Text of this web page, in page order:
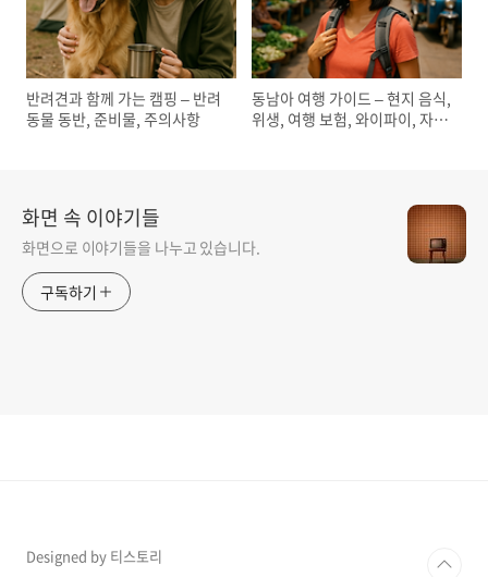
반려견과 함께 가는 캠핑 – 반려
동물 동반, 준비물, 주의사항
동남아 여행 가이드 – 현지 음식,
위생, 여행 보험, 와이파이, 자유
화면 속 이야기들
화면으로 이야기들을 나누고 있습니다.
구독하기
Designed by 티스토리